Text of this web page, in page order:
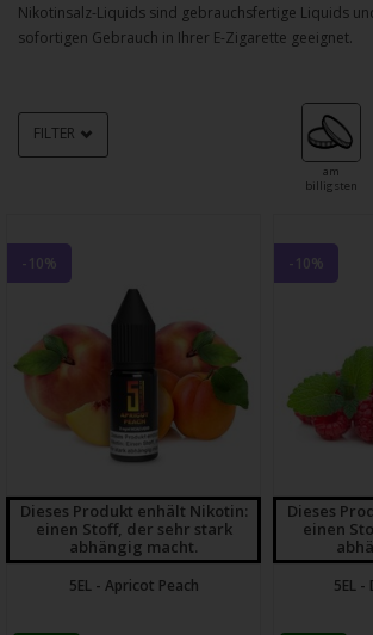
Nikotinsalz-Liquids sind gebrauchsfertige Liquids
sofortigen Gebrauch in Ihrer E-Zigarette geeignet.
am
billigsten
FILTER
-10%
Dieses Produkt enhält Nikotin:
einen Stoff, der sehr stark
abhängig macht.
5EL - Apricot Peach
-10%
Dieses
einen
5EL -